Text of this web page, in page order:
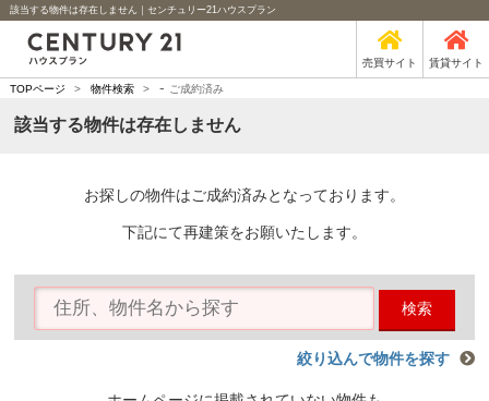
該当する物件は存在しません｜センチュリー21ハウスプラン
売買サイト 賃貸サイト
TOPページ > 物件検索 > - ご成約済み
該当する物件は存在しません
お探しの物件はご成約済みとなっております。
下記にて再建策をお願いたします。
検索
絞り込んで物件を探す